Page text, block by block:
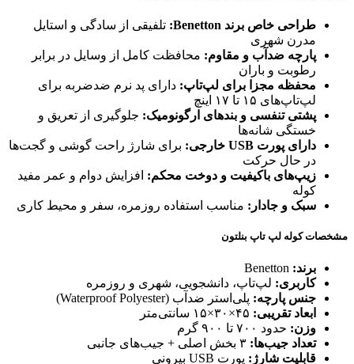
طراحی خاص برند Benetton:
تلفیقی از سادگی و استایل
مدرن شهری
پارچه ضدآب و مقاوم: محافظت کامل از وسایل در برابر
رطوبت و باران
محفظه مجزا برای لپ‌تاپ: دارای پد نرم ضدضربه برای
لپ‌تاپ‌های ۱۵ تا ۱۷ اینچ
پشتی تنفسی و بندهای ارگونومیک: جلوگیری از تعریق و
خستگی شانه‌ها
دارای پورت USB خارجی:
برای شارژ راحت گوشی و گجت‌ها
در حال حرکت
زیپ‌های باکیفیت و دوخت محکم: افزایش دوام و عمر مفید
کوله
سبک و جادار: مناسب استفاده روزمره، سفر و محیط کاری
مشخصات کوله لپ تاپ بنلتون
برند:
کاربری: لپ‌تاپ، دانشجویی، شهری و روزمره
جنس پارچه: پلی‌استر ضدآب (Waterproof Polyester)
ابعاد تقریبی:
وزن: حدود ۷۰۰ تا ۹۰۰ گرم
تعداد جیب‌ها:
قابلیت شارژ: پورت USB بیرونی